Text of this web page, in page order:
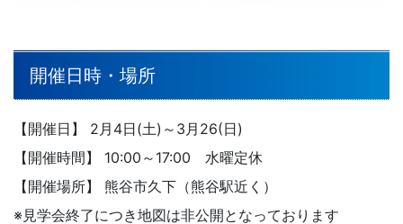
開催日時・場所
【開催日】 2月4日(土)～3月26(日)
【開催時間】 10:00～17:00 水曜定休
【開催場所】 熊谷市久下（熊谷駅近く）
※見学会終了につき地図は非公開となっております